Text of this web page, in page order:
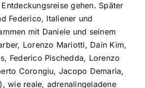
gehen. Später
Federico, Italiener und
mit Daniele und seinem
Lorenzo Mariotti, Dain Kim,
Federico Pischedda, Lorenzo
Corongiu, Jacopo Demaria,
wie reale, adrenalingeladene